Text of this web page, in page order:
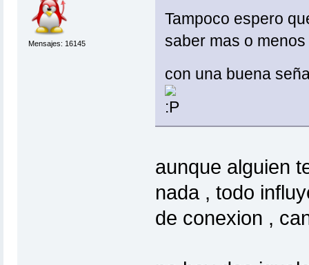
Mensajes: 16145
Tampoco espero
saber mas o
con una buena
aunque alguien
nada , todo
de conexion ,